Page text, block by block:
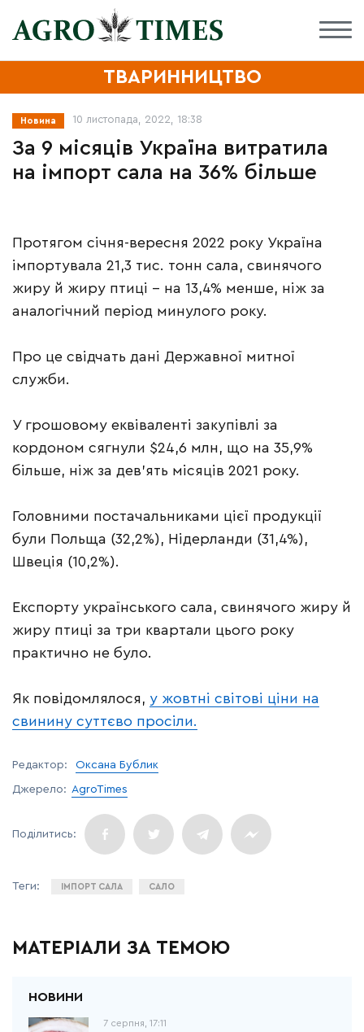
ТВАРИННИЦТВО
Новина 10 листопада, 2022, 18:38
За 9 місяців Україна витратила
на імпорт сала на 36% більше
Протягом січня-вересня 2022 року Україна
імпортувала 21,3 тис. тонн сала, свинячого
жиру й жиру птиці – на 13,4% менше, ніж за
аналогічний період минулого року.
Про це свідчать дані Державної митної
служби.
У грошовому еквіваленті закупівлі за
кордоном сягнули $24,6 млн, що на 35,9%
більше, ніж за дев’ять місяців 2021 року.
Головними постачальниками цієї продукції
були Польща (32,2%), Нідерланди (31,4%),
Швеція (10,2%).
Експорту українського сала, свинячого жиру й
жиру птиці за три квартали цього року
практично не було.
Як повідомлялося, у жовтні світові ціни на
свинину суттєво просіли.
Редактор: Оксана Бублик
Джерело: AgroTimes
ІМПОРТ САЛА САЛО
МАТЕРІАЛИ ЗА ТЕМОЮ
7 серпня, 17:11